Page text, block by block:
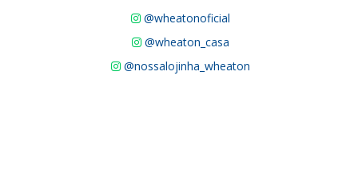
@wheatonoficial
@wheaton_casa
@nossalojinha_wheaton